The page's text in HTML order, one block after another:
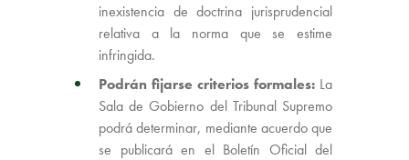
inexistencia de doctrina jurisprudencial
relativa a la norma que se estime
infringida.
Podrán fijarse criterios formales: La
Sala de Gobierno del Tribunal Supremo
podrá determinar, mediante acuerdo que
se publicará en el Boletín Oficial del